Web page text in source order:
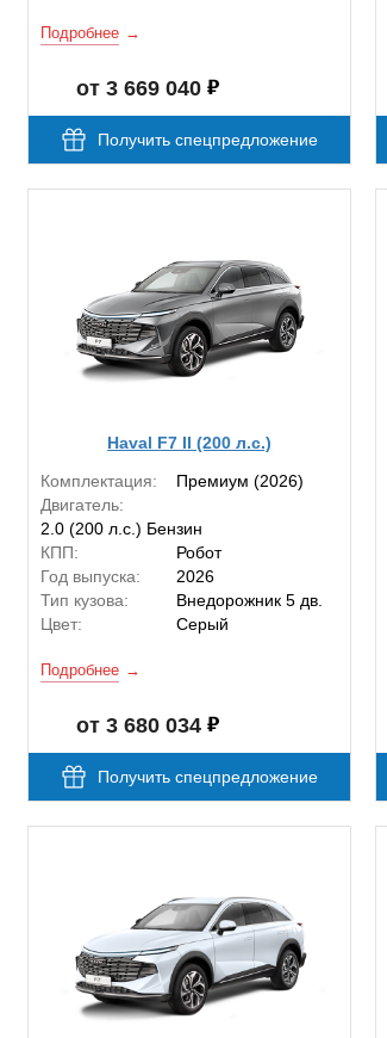
Подробнее
от 3 669 040
Получить спецпредложение
Haval F7 II (200 л.с.)
Комплектация:
Премиум (2026)
Двигатель:
2.0 (200 л.с.) Бензин
КПП:
Робот
Год выпуска:
2026
Тип кузова:
Внедорожник 5 дв.
Цвет:
Серый
Подробнее
от 3 680 034
Получить спецпредложение